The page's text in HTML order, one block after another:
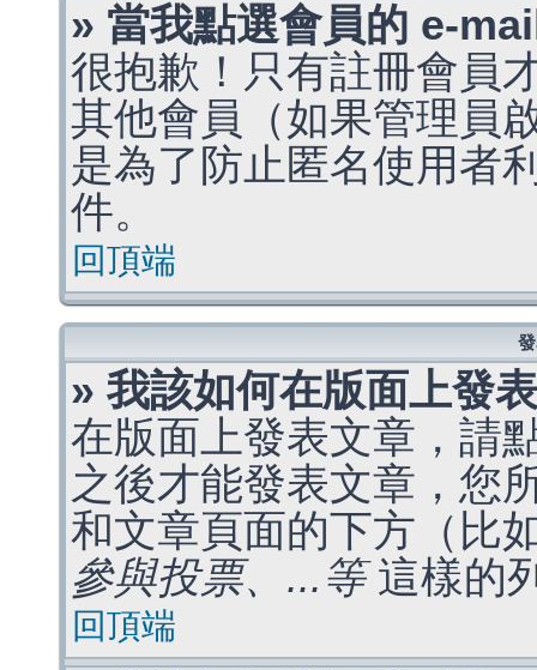
» 當我點選會員的 e-
很抱歉！只有註冊會員
其他會員（如果管理員
是為了防止匿名使用者
件。
回頂端
» 我該如何在版面上發
在版面上發表文章，請
之後才能發表文章，您
和文章頁面的下方（比
參與投票、...等這樣的
回頂端